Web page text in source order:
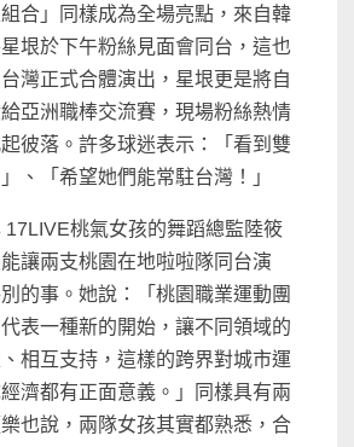
合」同樣成為全場亮點，來自韓
垠於下午粉絲見面會同台，這也
灣正式合體演出，星垠更是將自
亞洲職棒交流賽，現場粉絲熱情
彼落。許多球迷表示：「看到雙
、「希望她們能常駐台灣！」
17LIVE桃氣女孩的舞蹈總監陸筱
讓兩支桃園在地啦啦隊同台演
的事。她說：「桃園職業運動團
表一種新的開始，讓不同領域的
相互支持，這樣的跨界對城市運
濟都有正面意義。」同樣具有兩
也說，兩隊女孩其實都熟悉，合